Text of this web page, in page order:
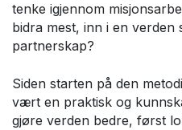
tenke igjennom
bidra mest, inn i en
partnerskap?
Siden starten på den
vært en praktisk og
gjøre verden bedre, først